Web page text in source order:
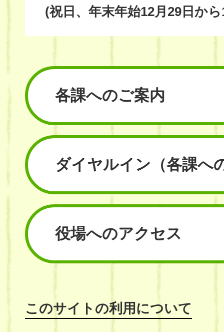
(祝日、年末年始12月29日か
各課へのご案内
ダイヤルイン （各課へ
役場へのアクセス
このサイトの利用について